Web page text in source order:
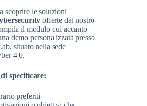
scoprire le soluzioni
offerte dal nostro
il modulo qui accanto
demo personalizzata presso
situato nella sede
4.0.
specificare:
preferiti